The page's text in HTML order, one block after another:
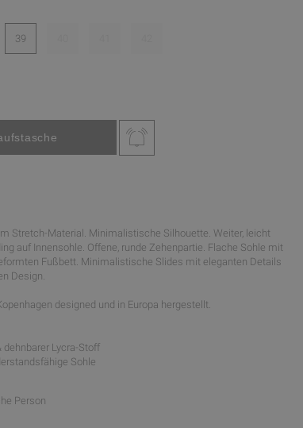
39
Stretch-Material. Minimalistische Silhouette. Weiter, leicht
auf Innensohle. Offene, runde Zehenpartie. Flache Sohle mit
Fußbett. Minimalistische Slides mit eleganten Details
Design.
designed und in Europa hergestellt.
dehnbarer Lycra-Stoff
Sohle
Person